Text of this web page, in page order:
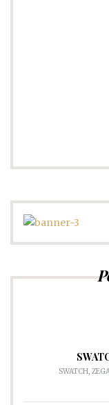
SWATCH